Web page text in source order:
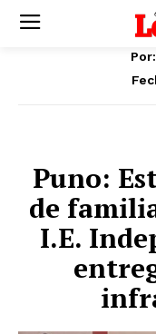
Por:
Puno:
de
I.E.